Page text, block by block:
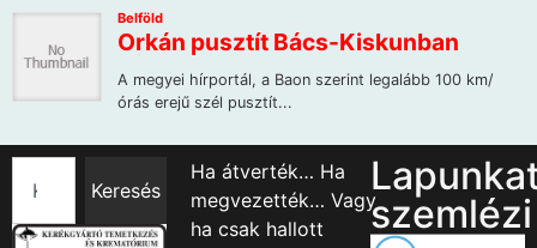
Keresés
Ha átverték… Ha
megvezették… Vagy
ha csak hallott
szemlézi